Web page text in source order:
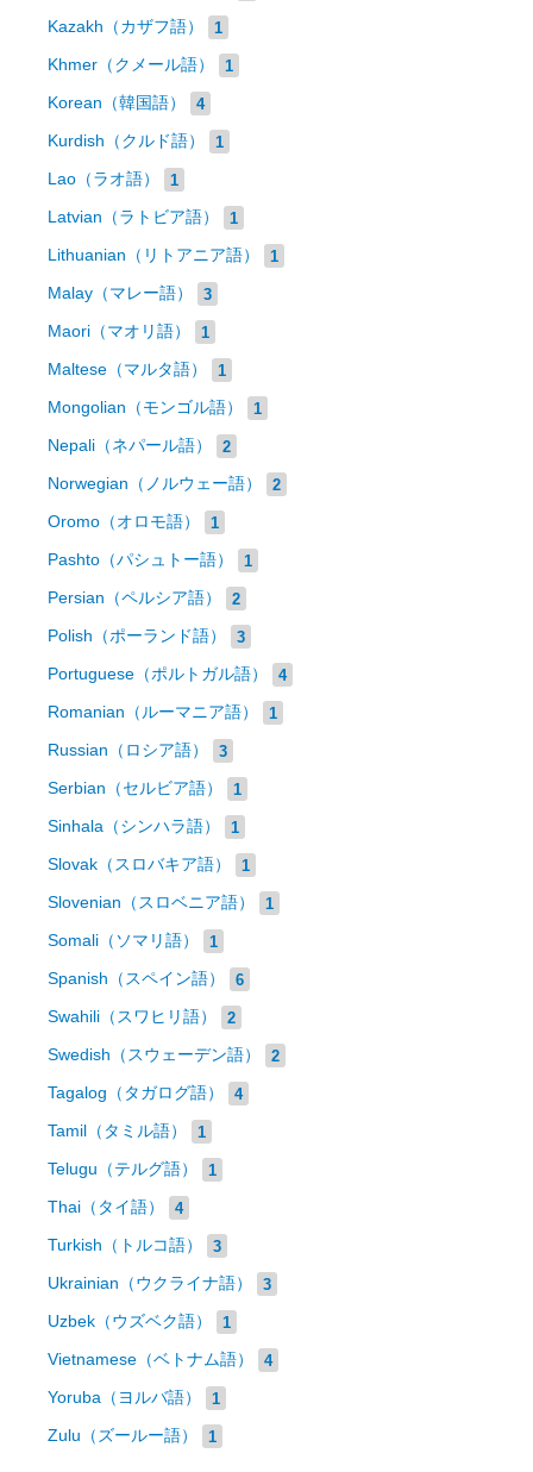
Kazakh（カザフ語） 1
Khmer（クメール語） 1
Korean（韓国語） 4
Kurdish（クルド語） 1
Lao（ラオ語） 1
Latvian（ラトビア語） 1
Lithuanian（リトアニア語） 1
Malay（マレー語） 3
Maori（マオリ語） 1
Maltese（マルタ語） 1
Mongolian（モンゴル語） 1
Nepali（ネパール語） 2
Norwegian（ノルウェー語） 2
Oromo（オロモ語） 1
Pashto（パシュトー語） 1
Persian（ペルシア語） 2
Polish（ポーランド語） 3
Portuguese（ポルトガル語） 4
Romanian（ルーマニア語） 1
Russian（ロシア語） 3
Serbian（セルビア語） 1
Sinhala（シンハラ語） 1
Slovak（スロバキア語） 1
Slovenian（スロベニア語） 1
Somali（ソマリ語） 1
Spanish（スペイン語） 6
Swahili（スワヒリ語） 2
Swedish（スウェーデン語） 2
Tagalog（タガログ語） 4
Tamil（タミル語） 1
Telugu（テルグ語） 1
Thai（タイ語） 4
Turkish（トルコ語） 3
Ukrainian（ウクライナ語） 3
Uzbek（ウズベク語） 1
Vietnamese（ベトナム語） 4
Yoruba（ヨルバ語） 1
Zulu（ズールー語） 1